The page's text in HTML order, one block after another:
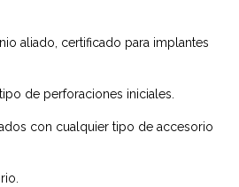
aliado, certificado para implantes
de perforaciones iniciales.
con cualquier tipo de accesorio